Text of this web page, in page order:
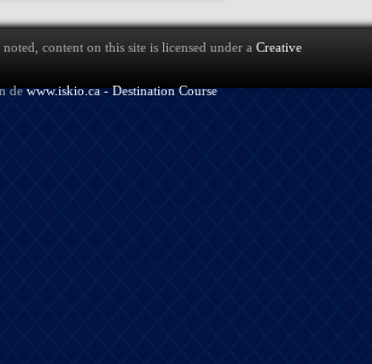
content on this site is licensed under a Creative
dewww.iskio.ca - Destination Course